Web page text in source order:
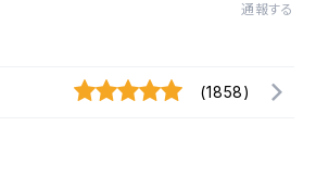
通報する
(1858)